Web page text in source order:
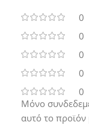
0
0
0
0
0
Μόνο
αυτό το